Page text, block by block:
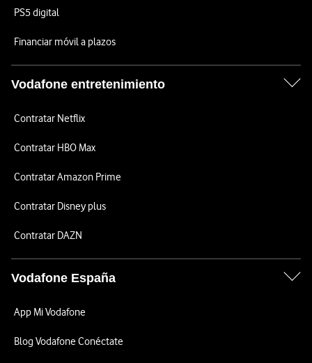
PS5 digital
Financiar móvil a plazos
Vodafone entretenimiento
Contratar Netflix
Contratar HBO Max
Contratar Amazon Prime
Contratar Disney plus
Contratar DAZN
Vodafone España
App Mi Vodafone
Blog Vodafone Conéctate